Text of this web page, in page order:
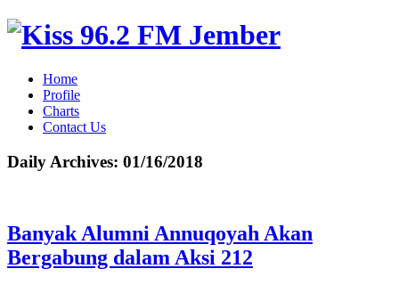
Home
Profile
Charts
Contact Us
Daily Archives: 01/16/2018
Banyak Alumni Annuqoyah Akan
Bergabung dalam Aksi 212